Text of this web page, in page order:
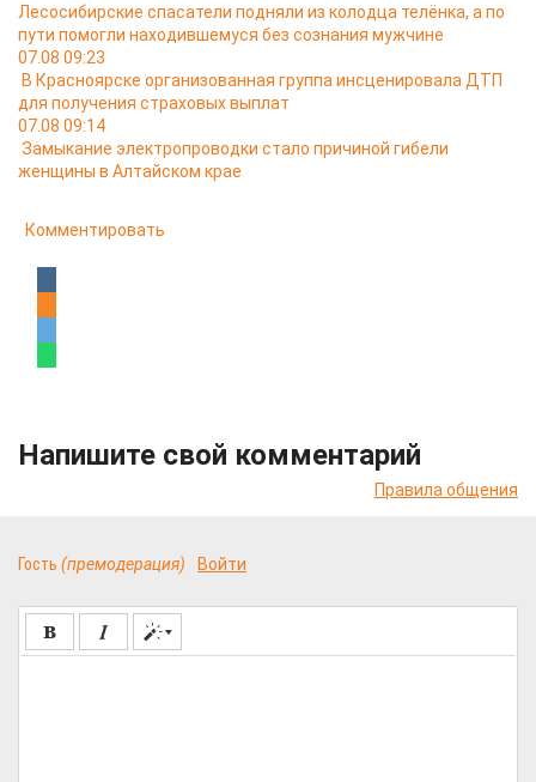
Лесосибирские спасатели подняли из колодца телёнка, а по
пути помогли находившемуся без сознания мужчине
07.08 09:23
В Красноярске организованная группа инсценировала ДТП
для получения страховых выплат
07.08 09:14
Замыкание электропроводки стало причиной гибели
женщины в Алтайском крае
Комментировать
Напишите свой комментарий
Правила общения
Гость (премодерация) Войти